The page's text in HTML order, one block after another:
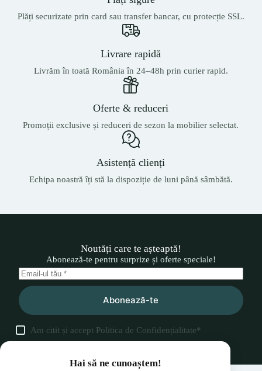
Plăți securizate prin card sau transfer bancar, cu protecție SSL.
Livrare rapidă
Livrăm în toată România în 24–48h prin curier rapid.
Oferte & reduceri
Promoții exclusive și reduceri de sezon la mobilier selectat.
Asistență clienți
Echipa noastră îți stă la dispoziție de luni până sâmbătă.
Noutăți care te așteaptă!
Abonează-te pentru surprize și oferte speciale!
Abonează-te
Am citit și accept Politica de Confidențialitate*
Hai să ne cunoaștem!